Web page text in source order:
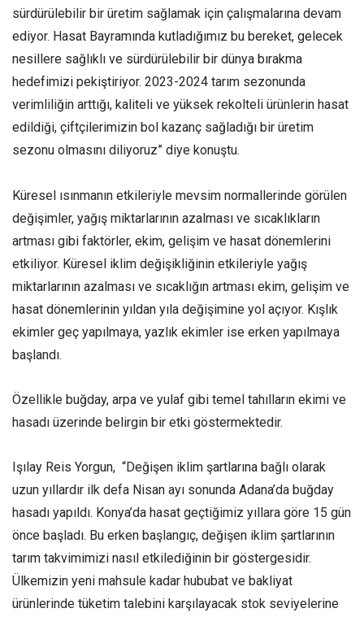
sürdürülebilir bir üretim sağlamak için çalışmalarına devam
ediyor. Hasat Bayramında kutladığımız bu bereket, gelecek
nesillere sağlıklı ve sürdürülebilir bir dünya bırakma
hedefimizi pekiştiriyor. 2023-2024 tarım sezonunda
verimliliğin arttığı, kaliteli ve yüksek rekolteli ürünlerin hasat
edildiği, çiftçilerimizin bol kazanç sağladığı bir üretim
sezonu olmasını diliyoruz” diye konuştu.
Küresel ısınmanın etkileriyle mevsim normallerinde görülen
değişimler, yağış miktarlarının azalması ve sıcaklıkların
artması gibi faktörler, ekim, gelişim ve hasat dönemlerini
etkiliyor. Küresel iklim değişikliğinin etkileriyle yağış
miktarlarının azalması ve sıcaklığın artması ekim, gelişim ve
hasat dönemlerinin yıldan yıla değişimine yol açıyor. Kışlık
ekimler geç yapılmaya, yazlık ekimler ise erken yapılmaya
başlandı.
Özellikle buğday, arpa ve yulaf gibi temel tahılların ekimi ve
hasadı üzerinde belirgin bir etki göstermektedir.
Işılay Reis Yorgun, “Değişen iklim şartlarına bağlı olarak
uzun yıllardır ilk defa Nisan ayı sonunda Adana’da buğday
hasadı yapıldı. Konya’da hasat geçtiğimiz yıllara göre 15 gün
önce başladı. Bu erken başlangıç, değişen iklim şartlarının
tarım takvimimizi nasıl etkilediğinin bir göstergesidir.
Ülkemizin yeni mahsule kadar hububat ve bakliyat
ürünlerinde tüketim talebini karşılayacak stok seviyelerine